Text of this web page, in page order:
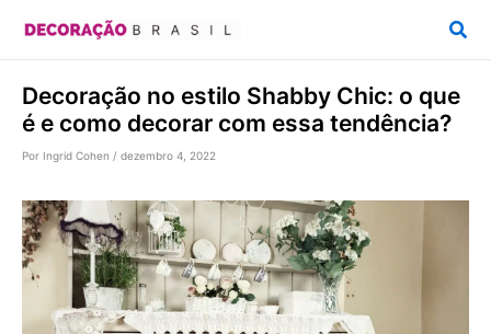
conteúdo
Decoração no estilo Shabby Chic: o que
é e como decorar com essa tendência?
Por Ingrid Cohen / dezembro 4, 2022